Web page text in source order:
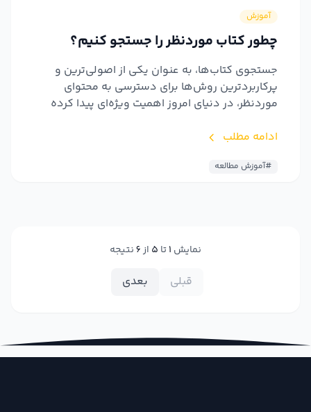
آموزش
چطور کتاب موردنظر را جستجو کنیم؟
جستجوی کتاب‌ها، به عنوان یکی از اصولی‌ترین و
پرکاربردترین روش‌ها برای دسترسی به محتوای
موردنظر، در دنیای امروز اهمیت ویژه‌ای پیدا کرده
ادامه مطلب
#آموزش مطالعه
نمایش 1تا 5 از6نتیجه
قبلی بعدی